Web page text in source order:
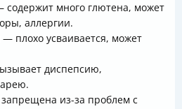
содержит много глютена, может
аллергии.
— плохо усваивается, может
диспепсию,
из-за проблем с